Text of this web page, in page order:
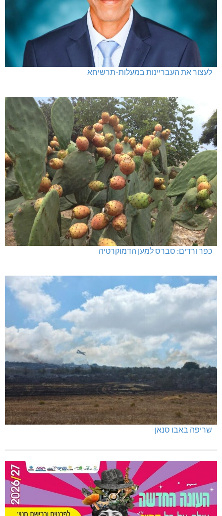
לעצור את העבריינות במעלות-תרשיחא
כפר ורדים: סברס למען הדמוקרטיה
שריפה באבו סנאן